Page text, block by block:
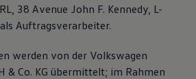
38 Avenue John F. Kennedy, L-
Auftragsverarbeiter.
werden von der Volkswagen
& Co. KG übermittelt; im Rahmen